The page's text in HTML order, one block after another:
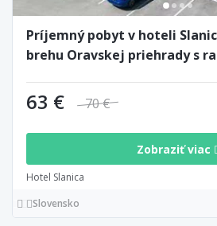
Príjemný pobyt v hoteli
brehu Oravskej priehrady s
63 € 70 €
Zobraziť viac
Hotel Slanica
Slovensko